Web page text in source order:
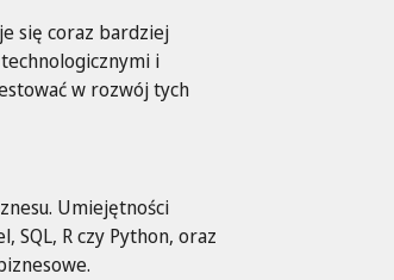
się coraz bardziej
i
w rozwój tych
Umiejętności
SQL, R czy Python, oraz